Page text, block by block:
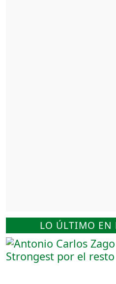
LO ÚLTIMO EN